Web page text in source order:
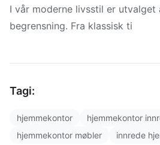
I vår moderne livsstil er utvalget
begrensning. Fra klassisk ti
Tagi:
hjemmekontor
hjemmekontor
hjemmekontor møbler
innrede